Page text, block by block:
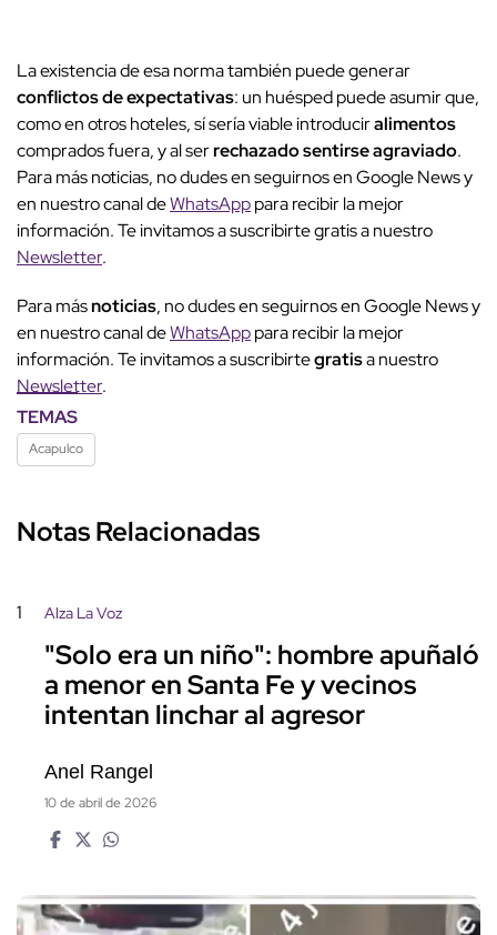
La existencia de esa norma también puede generar
conflictos de expectativas: un huésped puede asumir que,
como en otros hoteles, sí sería viable introduciralimentos
comprados fuera, y al serrechazadosentirse agraviado.
Para más noticias, no dudes en seguirnos en Google News y
en nuestro canal deWhatsApppara recibir la mejor
información. Te invitamos a suscribirte gratis a nuestro
Newsletter.
Para másnoticias, no dudes en seguirnos en Google News y
en nuestro canal deWhatsApppara recibir la mejor
información. Te invitamos a suscribirtegratisa nuestro
Newsletter.
TEMAS
Acapulco
Notas Relacionadas
1 Alza La Voz
"Solo era un niño": hombre apuñaló
a menor en Santa Fe y vecinos
intentan linchar al agresor
Anel Rangel
10 de abril de 2026